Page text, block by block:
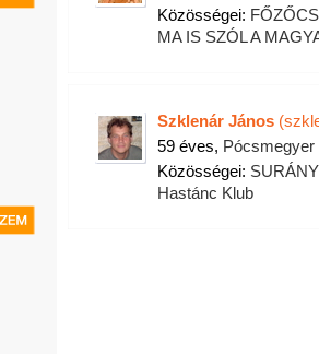
Közösségei:
MA IS SZÓL A
Szklenár János
59 éves, Pócsmegyer
Közösségei:
Hastánc Klub